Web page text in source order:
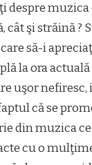
despre
cât şi străină ?
să-i
la ora
uşor nefiresc,
că se
din muzica ce
cu o